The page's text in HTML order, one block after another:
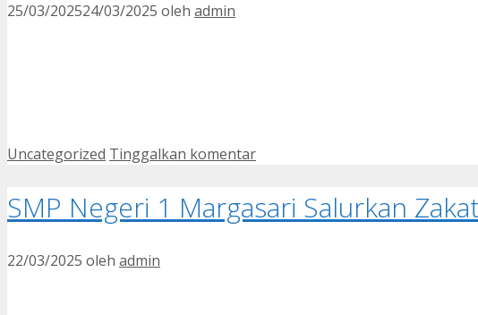
25/03/202524/03/2025 oleh admin
Kategori
Uncategorized Tinggalkan komentar
SMP Negeri 1 Margasari Salurkan
22/03/2025 oleh admin